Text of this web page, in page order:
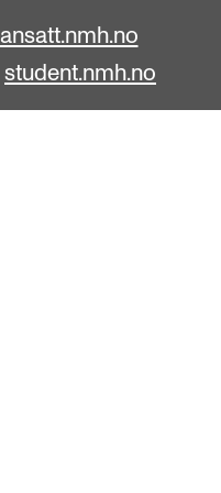
ansatt.nmh.no
student.nmh.no